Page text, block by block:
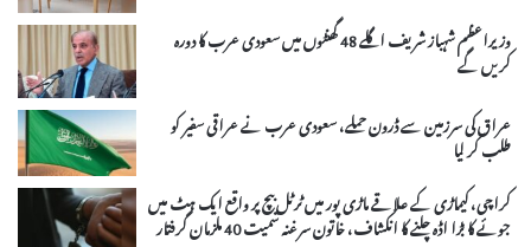
وزیراعظم شہباز شریف اگلے 48 گھنٹوں میں سعودی عرب کا دورہ
کریں گے
عراق کی سرزمین سے ڈرون حملے، سعودی عرب نے عراقی سفیر کو
طلب کر لیا
کراچی، کیماڑی کے علاقے ماڑی پور میں ٹرٹل بیچ پر واقع ایک ہٹ میں
جوئے کا بڑا اڈہ چلنے کا انکشاف، خاتون سرغنہ سمیت 40 ملزمان گرفتار